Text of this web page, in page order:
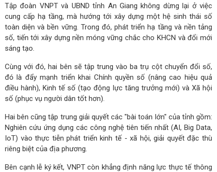
Tập đoàn VNPT và UBND tỉnh An Giang không dừng lại ở việc
cung cấp hạ tầng, mà hướng tới xây dựng một hệ sinh thái số
toàn diện và bền vững. Trong đó, phát triển hạ tầng và nền tảng
số, tiến tới xây dựng nền móng vững chắc cho KHCN và đổi mới
sáng tạo.
Cùng với đó, hai bên sẽ tập trung vào ba trụ cột chuyển đổi số,
đó là đẩy mạnh triển khai Chính quyền số (nâng cao hiệu quả
điều hành), Kinh tế số (tạo động lực tăng trưởng mới) và Xã hội
số (phục vụ người dân tốt hơn).
Hai bên cũng tập trung giải quyết các "bài toán lớn" của tỉnh gồm:
Nghiên cứu ứng dụng các công nghệ tiên tiến nhất (AI, Big Data,
IoT) vào thực tiễn phát triển kinh tế - xã hội, giải quyết đặc thù
riêng biệt của địa phương.
Bên cạnh lễ ký kết, VNPT còn khẳng định năng lực thực tế thông